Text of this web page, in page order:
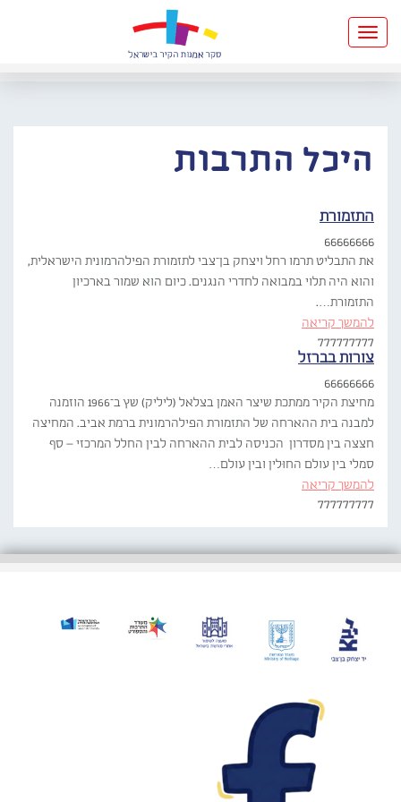
Toggle
navigation
היכל התרבות
התזמורת
66666666
את התבליט תרמו רחל ויצחק בן־צבי לתזמורת הפילהרמונית הישראלית,
והוא היה תלוי במבואה לחדרי הנגנים. כיום הוא שמור בארכיון
התזמורת….
להמשך קריאה
777777777
צורות בברזל
66666666
מחיצת הקיר ממתכת שיצר האמן בצלאל (ליליק) שץ ב־1966 הוזמנה
למבנה בית ההארחה של התזמורת הפילהרמונית ברמת אביב. המחיצה
חצצה בין מסדרון הכניסה לבית ההארחה לבין החלל המרכזי – סף
סמלי בין עולם החוּלין ובין עולם…
להמשך קריאה
777777777